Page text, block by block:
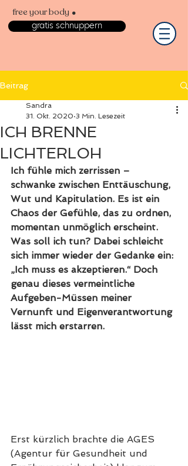
free your body .
gratis schnuppern
Beitrag
ICH BRENNE
LICHTERLOH
Sandra
31. Okt. 2020 3 Min. Lesezeit
Ich fühle mich zerrissen –
schwanke zwischen Enttäuschung,
Wut und Kapitulation. Es ist ein
Chaos der Gefühle, das zu ordnen,
momentan unmöglich erscheint.
Was soll ich tun? Dabei schleicht
sich immer wieder der Gedanke ein:
„Ich muss es akzeptieren.“ Doch
genau dieses vermeintliche
Aufgeben-Müssen meiner
Vernunft und Eigenverantwortung
lässt mich erstarren.
Erst kürzlich brachte die AGES
(Agentur für Gesundheit und